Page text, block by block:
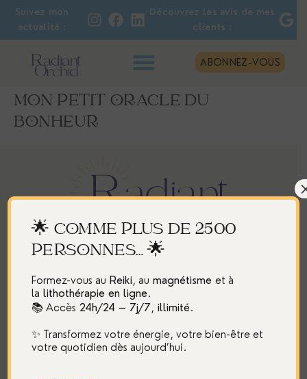
Suivez mon
actualité :
Découvrez les avis de mes
clients :
ABONNEZ-VOUS
MON PETIT ORACLE DU
BONHEUR
Enphysiqueà Montreux – Suisse
hello@radiant-orchid.com
Restons en contact
🌟 COMME PLUS DE 2500
PERSONNES… 🌟
Formez-vous auReiki, aumagnétisme et à
lalithothérapie en ligne.
📚 Accès 24h/24 – 7j/7,illimité.
✨ Transformez votre énergie, votre bien-être et
votre quotidien dès aujourd’hui.